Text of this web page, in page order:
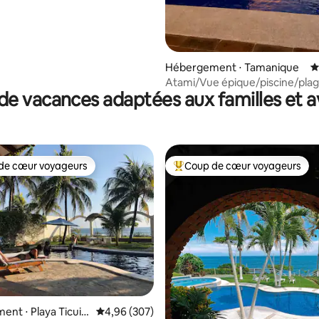
Hébergement ⋅ Tamanique
Atami/Vue épique/piscine/
d'EL TUNCO
vacances adaptées aux familles et
cœur voyageurs les plus appréciés
cœur voyageurs
⋅ Playa Ticuiz
Évaluation moyenne sur la base de 307
4,96 (307)
Coups de cœur voyageurs les
Coup de cœur voyageurs